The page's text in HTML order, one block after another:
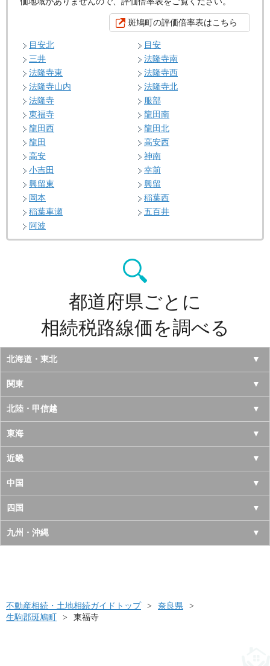
斑鳩町の評価倍率表はこちら
目安北
目安
三井
法隆寺南
法隆寺東
法隆寺西
法隆寺山内
法隆寺北
法隆寺
服部
東福寺
龍田南
龍田西
龍田北
龍田
高安西
高安
神南
小吉田
幸前
興留東
興留
岡本
稲葉西
稲葉車瀬
五百井
阿波
都道府県ごとに
相続税路線価を調べる
北海道・東北
北海道
青森県
岩手県
宮城県
秋田県
山形県
福島県
関東
東京都
神奈川県
千葉県
埼玉県
茨城県
栃木県
北陸・甲信越
山梨県
長野県
新潟県
富山県
石川県
東海
愛知県
岐阜県
三重県
静岡県
近畿
大阪府
京都府
兵庫県
和歌山県
中国
鳥取県
島根県
山口県
四国
徳島県
高知県
九州・沖縄
長崎県
不動産相続・土地相続ガイドトップ
奈良県
生駒郡斑鳩町
東福寺